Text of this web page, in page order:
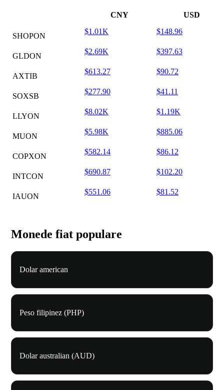
CNY USD
SHOPON
$1.01K $148.96
GLDON
$2.69K $397.63
AXTIB
$613.27 $90.72
SOXSB
$277.90 $41.11
LLYON
$8.02K $1.19K
MUON
$5.98K $885.06
COPXON
$582.14 $86.12
INTCON
$690.87 $102.20
IAUON
$551.06 $81.52
Monede fiat populare
Dolar american
Peso filipinez (PHP)
Dolar australian (AUD)